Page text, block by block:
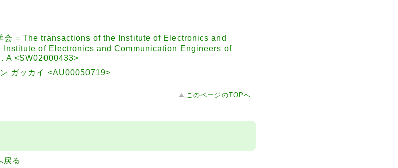
会 = The transactions of the Institute of Electronics and
of Electronics and Communication Engineers of
A <SW02000433>
ガッカイ <AU00050719>
このページのTOPへ
戻る